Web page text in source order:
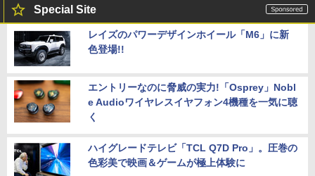
Special Site
レイズのパワーデザインホイール「M6」に新
色登場!!
エントリーなのに脅威の実力!「Osprey」Nobl
e Audioワイヤレスイヤフォン4機種を一気に聴
く
ハイグレードテレビ「TCL Q7D Pro」。圧巻の
色彩美で映画＆ゲームが極上体験に